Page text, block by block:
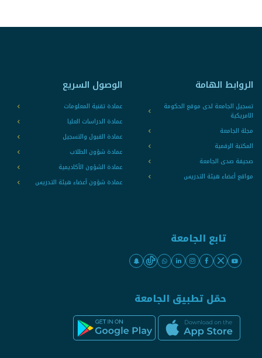
الروابط الهامة
تسجيل الجامعة لدى موقع الحكومة
الامريكية
مجلة الجامعة
المكتبة الرقمية
صحيفة صدى الجامعة
مواقع أعضاء هيئة التدريس
الوصول السريع
عمادة تقنية المعلومات
عمادة الدراسات العليا
عمادة القبول والتسجيل
عمادة شؤون الطلاب
عمادة الشؤون الأكاديمية
عمادة شؤون أعضاء هيئة التدريس
تابع الجامعة
حمّل تطبيق الجامعة